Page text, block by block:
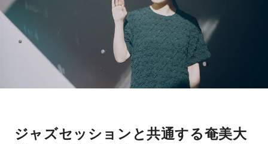
ジャズセッションと共通する奄美大